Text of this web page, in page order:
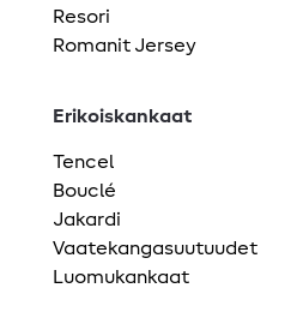
Resori
Romanit Jersey
Erikoiskankaat
Tencel
Bouclé
Jakardi
Vaatekangasuutuudet
Luomukankaat